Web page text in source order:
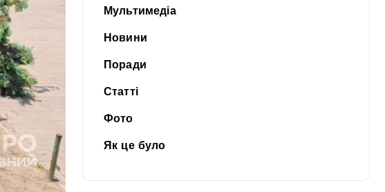
Мультимедіа
Новини
Поради
Статті
Фото
Як це було